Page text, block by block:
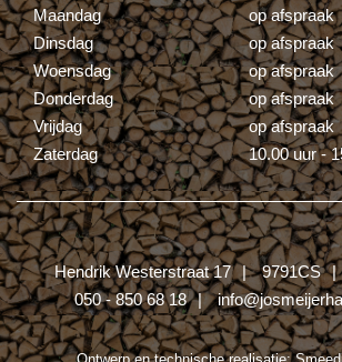
Maandag
op afspraak
Dinsdag
op afspraak
Woensdag
op afspraak
Donderdag
op afspraak
Vrijdag
op afspraak
Zaterdag
10.00 uur -
Hendrik Westerstraat 17 9791CS
050 - 850 68 18